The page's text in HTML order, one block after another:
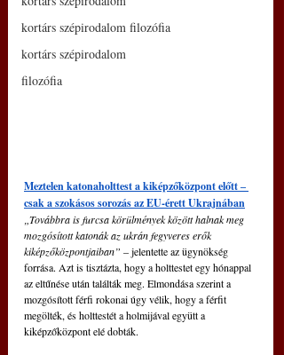
kortárs szépirodalom filozófia
kortárs szépirodalom
filozófia
Meztelen katonaholttest a kiképzőközpont előtt ‒
csak a szokásos sorozás az EU-érett Ukrajnában
„Továbbra is furcsa körülmények között halnak meg
mozgósított katonák az ukrán fegyveres erők
kiképzőközpontjaiban” – jelentette az ügynökség
forrása. Azt is tisztázta, hogy a holttestet egy hónappal
az eltűnése után találták meg. Elmondása szerint a
mozgósított férfi rokonai úgy vélik, hogy a férfit
megölték, és holttestét a holmijával együtt a
kiképzőközpont elé dobták.